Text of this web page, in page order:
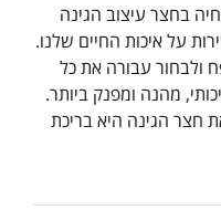
בחצר עיצוב הגינה
על איכות החיים שלנו.
ולבחור עבורה את כל
מהנה ומפנק ביותר.
חצר הגינה היא בריכת